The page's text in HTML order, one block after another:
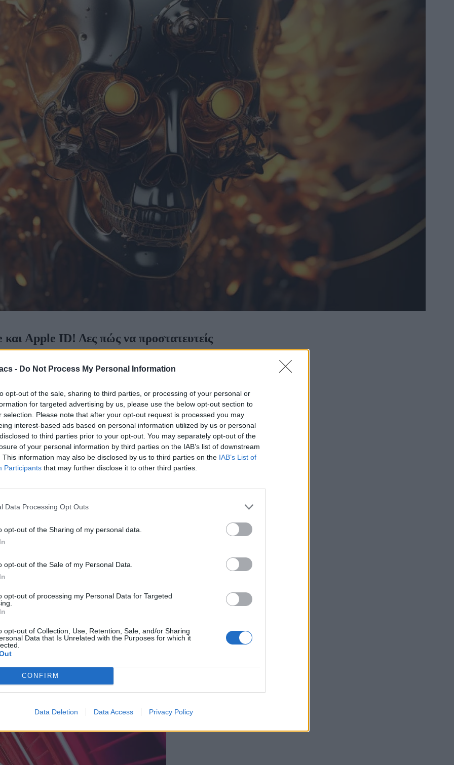
- Do Not Process My Personal Information
opt-out of the sale, sharing to third parties, or processing of your personal or
for targeted advertising by us, please use the below opt-out section to
selection. Please note that after your opt-out request is processed you may
interest-based ads based on personal information utilized by us or personal
to third parties prior to your opt-out. You may separately opt-out of the
of your personal information by third parties on the IAB’s list of downstream
This information may also be disclosed by us to third parties on the IAB’s List of
Participants that may further disclose it to other third parties.
Data Processing Opt Outs
opt-out of the Sharing of my personal data.
opt-out of the Sale of my Personal Data.
opt-out of processing my Personal Data for Targeted
opt-out of Collection, Use, Retention, Sale, and/or Sharing
Data that Is Unrelated with the Purposes for which it
CONFIRM
Data Deletion Data Access Privacy Policy
Apple ID! Δες πώς να προστατευτείς
επαναφορά κωδικού πρόσβασης